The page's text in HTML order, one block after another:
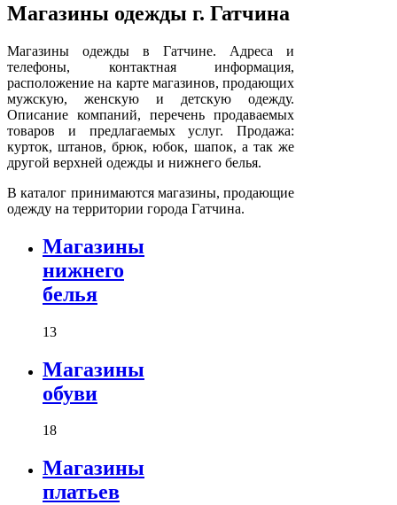
Магазины одежды г. Гатчина
Магазины одежды в Гатчине. Адреса и
телефоны, контактная информация,
расположение на карте магазинов, продающих
мужскую, женскую и детскую одежду.
Описание компаний, перечень продаваемых
товаров и предлагаемых услуг. Продажа:
курток, штанов, брюк, юбок, шапок, а так же
другой верхней одежды и нижнего белья.
В каталог принимаются магазины, продающие
одежду на территории города Гатчина.
Магазины
нижнего
белья
13
Магазины
обуви
18
Магазины
платьев